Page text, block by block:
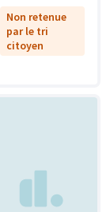
Non retenue
par le tri
citoyen